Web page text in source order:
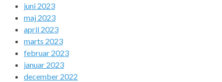
juni 2023
maj 2023
april 2023
marts 2023
februar 2023
januar 2023
december 2022